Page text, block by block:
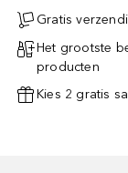
Gratis
Het grootste
producten
Kies 2 gratis